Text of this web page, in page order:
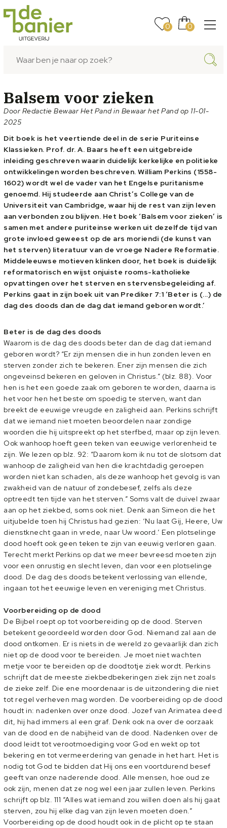
0 0
Balsem voor zieken
Door Redactie Bewaar Het Pand in Bewaar het Pand op 11-01-
2025
Dit boek is het veertiende deel in de serie Puriteinse
Klassieken. Prof. dr. A. Baars heeft een uitgebreide
inleiding geschreven waarin duidelijk kerkelijke en politieke
ontwikkelingen worden beschreven. William Perkins (1558-
1602) wordt wel de vader van het Engelse puritanisme
genoemd. Hij studeerde aan Christ’s College van de
Universiteit van Cambridge, waar hij de rest van zijn leven
aan verbonden zou blijven. Het boek ‘Balsem voor zieken’ is
samen met andere puriteinse werken uit dezelfde tijd van
grote invloed geweest op de ars moriendi (de kunst van
het sterven) literatuur van de vroege Nadere Reformatie.
Middeleeuwse motieven klinken door, het boek is duidelijk
reformatorisch en wijst onjuiste rooms-katholieke
opvattingen over het sterven en stervensbegeleiding af.
Perkins gaat in zijn boek uit van Prediker 7:1 ‘Beter is (...) de
dag des doods dan de dag dat iemand geboren wordt.’
Beter is de dag des doods
Waarom is de dag des doods beter dan de dag dat iemand
geboren wordt? “Er zijn mensen die in hun zonden leven en
sterven zonder zich te bekeren. Ener zijn mensen die zich
ongeveinsd bekeren en geloven in Christus.” (blz. 88). Voor
hen is het een goede zaak om geboren te worden, daarna is
het voor hen het beste om spoedig te sterven, want dan
breekt de eeuwige vreugde en zaligheid aan. Perkins schrijft
dat we iemand niet moeten beoordelen naar zondige
woorden die hij uitspreekt op het sterfbed, maar op zijn leven.
Ook wanhoop hoeft geen teken van eeuwige verlorenheid te
zijn. We lezen op blz. 92: “Daarom kom ik nu tot de slotsom dat
wanhoop de zaligheid van hen die krachtdadig geroepen
worden niet kan schaden, als deze wanhoop het gevolg is van
zwakheid van de natuur of zondebesef, zelfs als deze
optreedt ten tijde van het sterven.” Soms valt de duivel zwaar
aan op het ziekbed, soms ook niet. Denk aan Simeon die het
uitjubelde toen hij Christus had gezien: ‘Nu laat Gij, Heere, Uw
dienstknecht gaan in vrede, naar Uw woord.’ Een plotselinge
dood hoeft ook geen teken te zijn van eeuwig verloren gaan.
Terecht merkt Perkins op dat we meer bevreesd moeten zijn
voor een onrustig en slecht leven, dan voor een plotselinge
dood. De dag des doods betekent verlossing van ellende,
ingaan tot het eeuwige leven en vereniging met Christus.
Voorbereiding op de dood
De Bijbel roept op tot voorbereiding op de dood. Sterven
betekent geoordeeld worden door God. Niemand zal aan de
dood ontkomen. Er is niets in de wereld zo gevaarlijk dan zich
niet op de dood voor te bereiden. Je moet niet wachten
metje voor te bereiden op de doodtotje ziek wordt. Perkins
schrijft dat de meeste ziekbedbekeringen ziek zijn net zoals
de zieke zelf. Die ene moordenaar is de uitzondering die niet
tot regel verheven mag worden. De voorbereiding op de dood
houdt in: nadenken over onze dood. Jozef van Arimatea deed
dit, hij had immers al een graf. Denk ook na over de oorzaak
van de dood en de nabijheid van de dood. Nadenken over de
dood leidt tot verootmoediging voor God en wekt op tot
bekering en tot vermeerdering van genade in het hart. Het is
nodig tot God te bidden dat Hij ons een voortdurend besef
geeft van onze naderende dood. Alle mensen, hoe oud ze
ook zijn, menen dat ze nog wel een jaar zullen leven. Perkins
schrijft op blz. 111 “Alles wat iemand zou willen doen als hij gaat
sterven, zou hij elke dag van zijn leven moeten doen.”
Voorbereiding op de dood houdt ook in de plicht op te staan